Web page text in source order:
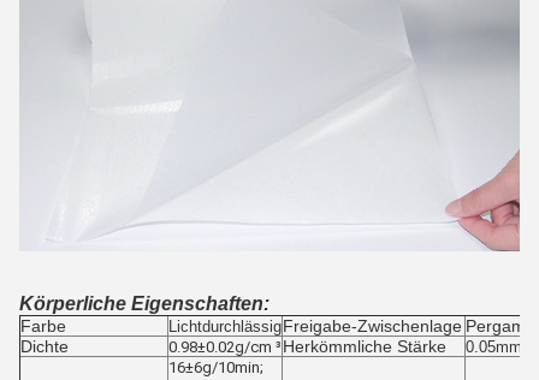
Körperliche Eigenschaften:
Farbe LichtdurchlässigFreigabe-Zwischenlage
Dichte
0.98±0.02g/cm ³ Herkömmliche Stärke 0.05mm,
16±6g/10min;